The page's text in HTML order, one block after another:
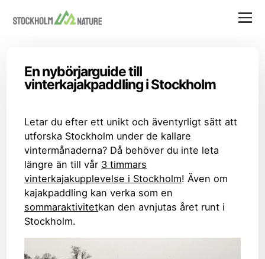
En nybörjarguide till
vinterkajakpaddling i Stockholm
Letar du efter ett unikt och äventyrligt sätt att
utforska Stockholm under de kallare
vintermånaderna? Då behöver du inte leta
längre än till vår 3 timmars
vinterkajakupplevelse i Stockholm! Även om
kajakpaddling kan verka som en
sommaraktivitetkan den avnjutas året runt i
Stockholm.